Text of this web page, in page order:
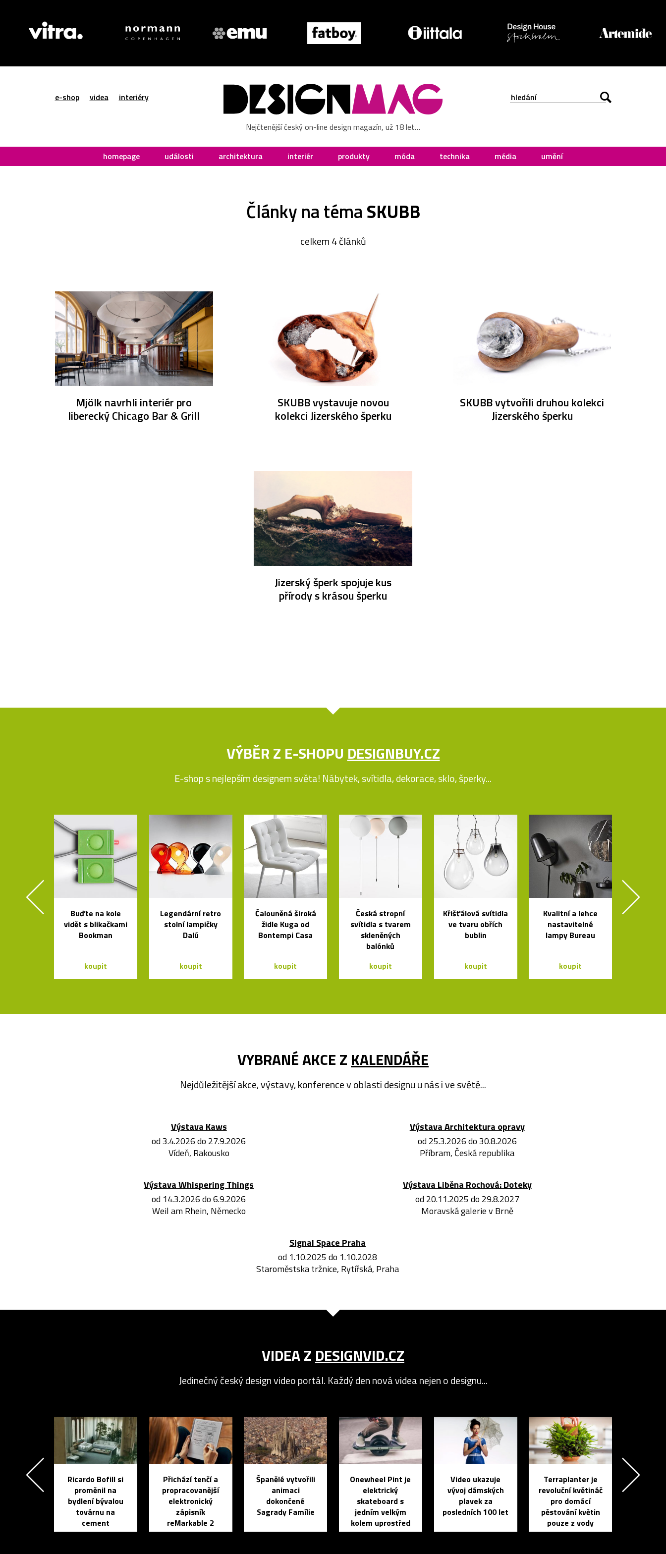
e-shop videa interiéry
Nejčtenější český on-line design magazín, už 18 let…
homepage události architektura interiér produkty móda technika média umění
Články na témaSKUBB
celkem 4 článků
Mjölk navrhli interiér pro
liberecký Chicago Bar & Grill
SKUBB vystavuje novou
kolekci Jizerského šperku
SKUBB vytvořili druhou kolekci
Jizerského šperku
Jizerský šperk spojuje kus
přírody s krásou šperku
VÝBĚR Z E-SHOPU DESIGNBUY.CZ
E-shop s nejlepším designem světa! Nábytek, svítidla, dekorace, sklo, šperky...
Buďte na kole
vidět s blikačkami
Bookman
koupit
Legendární retro
stolní lampičky
Dalú
koupit
Čalouněná široká
židle Kuga od
Bontempi Casa
koupit
Česká stropní
svítidla s tvarem
skleněných
balónků
koupit
Křišťálová svítidla
ve tvaru obřích
bublin
koupit
Kvalitní a lehce
nastavitelné
lampy Bureau
koupit
VYBRANÉ AKCE Z KALENDÁŘE
Nejdůležitější akce, výstavy, konference v oblasti designu u nás i ve světě...
Výstava Kaws
od 3.4.2026 do 27.9.2026
Vídeň, Rakousko
Výstava Architektura opravy
od 25.3.2026 do 30.8.2026
Příbram, Česká republika
Výstava Whispering Things
od 14.3.2026 do 6.9.2026
Weil am Rhein, Německo
Výstava Liběna Rochová: Doteky
od 20.11.2025 do 29.8.2027
Moravská galerie v Brně
Signal Space Praha
od 1.10.2025 do 1.10.2028
Staroměstska tržnice, Rytířská, Praha
VIDEA Z DESIGNVID.CZ
Jedinečný český design video portál. Každý den nová videa nejen o designu...
Ricardo Bofill si
proměnil na
bydlení bývalou
továrnu na
cement
Přichází tenčí a
propracovanější
elektronický
zápisník
reMarkable 2
Španělé vytvořili
animaci
dokončené
Sagrady Famílie
Onewheel Pint je
elektrický
skateboard s
jedním velkým
kolem uprostřed
Video ukazuje
vývoj dámských
plavek za
posledních 100 let
Terraplanter je
revoluční květináč
pro domácí
pěstování květin
pouze z vody